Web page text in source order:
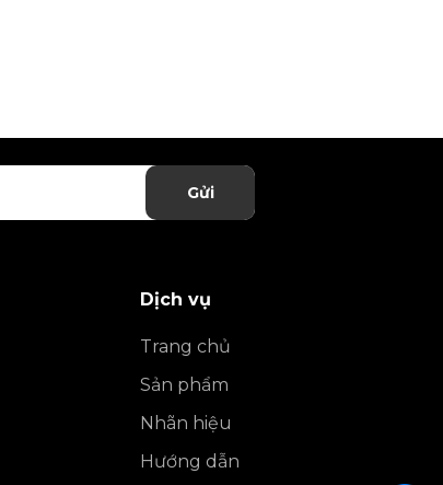
Gửi
Dịch vụ
Trang chủ
Sản phẩm
Nhãn hiệu
Hướng dẫn